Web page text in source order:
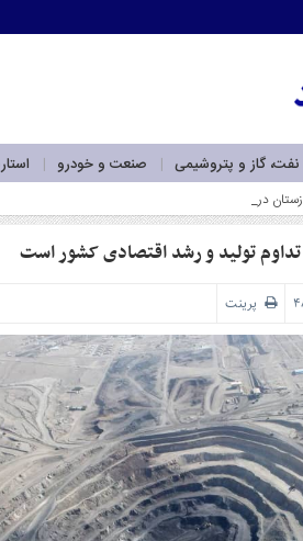
نفت، گاز و پتروشیمی صنعت و خودرو
در آستانه بهره‌برداری_
تولید و رشد اقتصادی کشور است
پرینت